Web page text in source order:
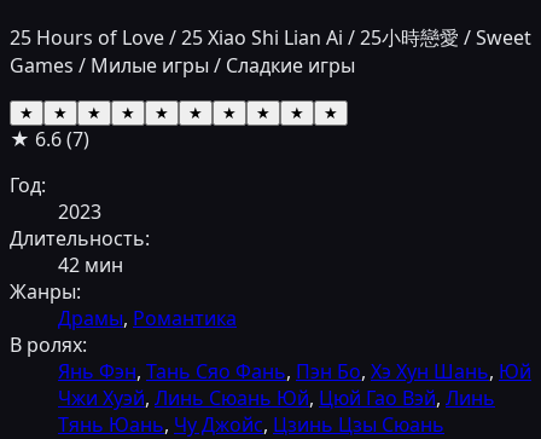
25 Hours of Love / 25 Xiao Shi Lian Ai / 25小時戀愛 / Sweet
Games / Милые игры / Сладкие игры
★ ★ ★ ★ ★ ★ ★ ★ ★ ★
★ 6.6(7)
Год:
2023
Длительность:
42 мин
Жанры:
Драмы, Романтика
В ролях:
Янь Фэн, Тань Сяо Фань, Пэн Бо, Хэ Хун Шань, Юй
Чжи Хуэй, Линь Сюань Юй, Цюй Гао Вэй, Линь
Тянь Юань, Чу Джойс, Цзинь Цзы Сюань